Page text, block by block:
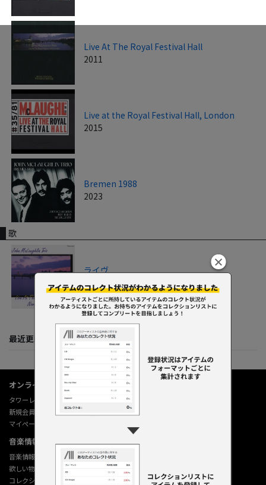
Live At The Royal Festival Hall
2011
Live at the Royal Festival Hall, London
2015
Bremen 1988
2023
歌
ライヴ
1996
最近更新してくれた人たち
オンラインショップ情報
タワーレコード オンライン
新規会員登録
マイページ
音楽情報データベース
音楽情報データベース
欲しい物リストの使い方
コレクション機能の使い方